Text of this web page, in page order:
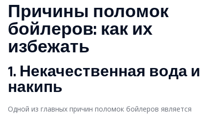
Причины поломок
бойлеров: как их
избежать
1. Некачественная вода и
накипь
Одной из главных причин поломок бойлеров является